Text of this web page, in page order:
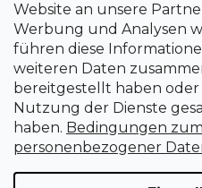
Website an unsere
Werbung und Analysen
führen diese
weiteren Daten
bereitgestellt haben oder
Nutzung der Dienste
haben. Bedingungen
personenbezogener